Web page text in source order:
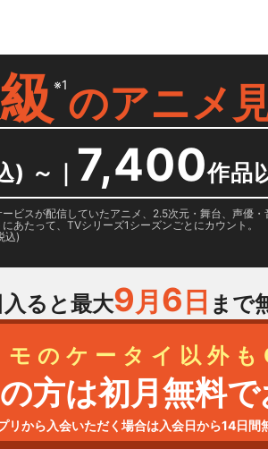
※1のアニメ
) ～ ｜ 7,400作品
ビスが配信していたアニメ、2.5次元・舞台、声優
あたって、TVシリーズ1シーズンごとにカウント。
込)
入ると最大9月 6 日 まで
モのケータイ以外も
方は初月無料
リから入会いただく場合は入会日から14日間